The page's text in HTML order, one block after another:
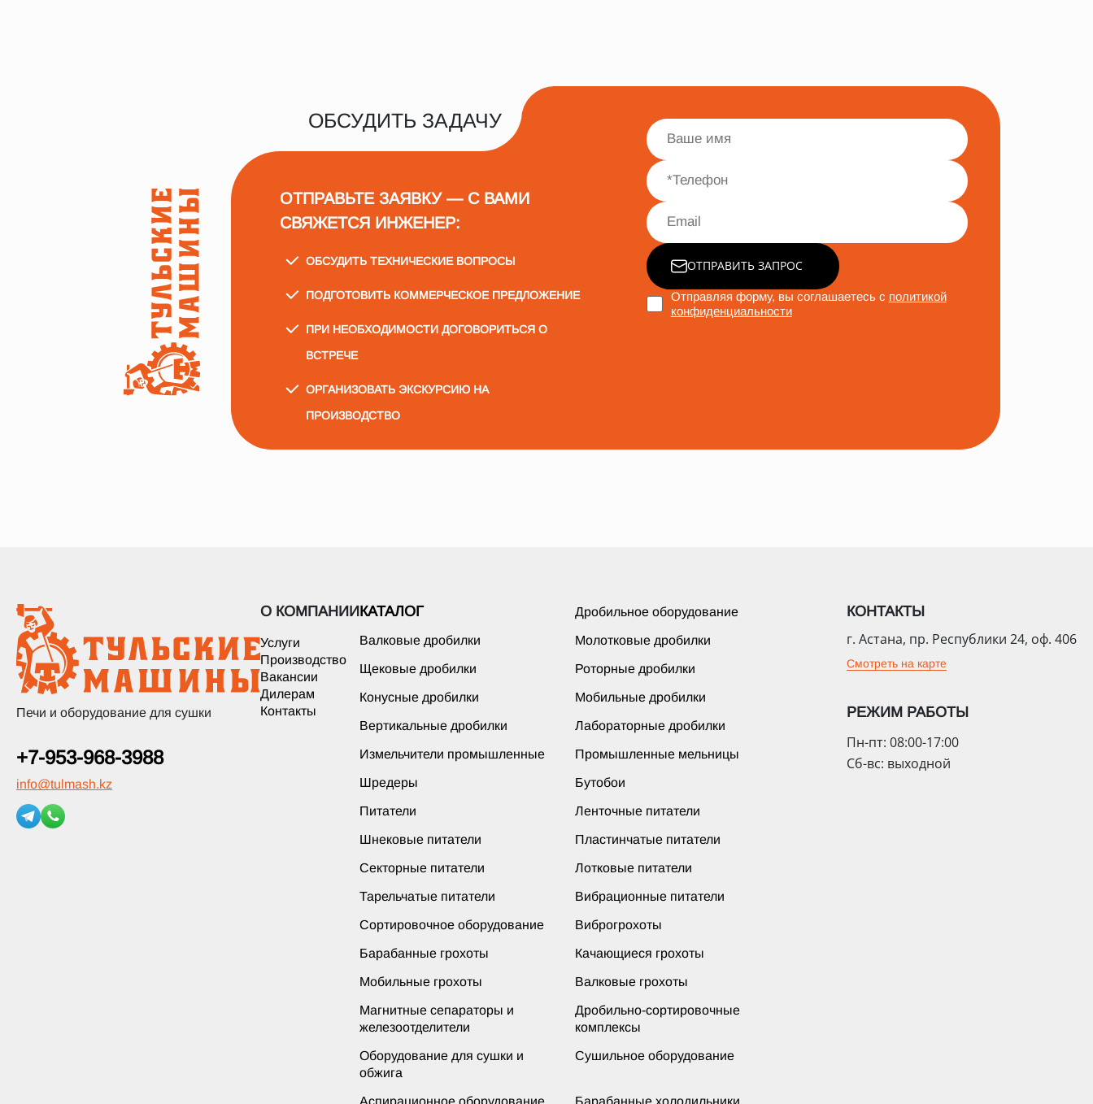
ОБСУДИТЬ ЗАДАЧУ
ОТПРАВЬТЕ ЗАЯВКУ — С ВАМИ
СВЯЖЕТСЯ ИНЖЕНЕР:
ОБСУДИТЬ ТЕХНИЧЕСКИЕ ВОПРОСЫ
ПОДГОТОВИТЬ КОММЕРЧЕСКОЕ ПРЕДЛОЖЕНИЕ
ПРИ НЕОБХОДИМОСТИ ДОГОВОРИТЬСЯ О
ВСТРЕЧЕ
ОРГАНИЗОВАТЬ ЭКСКУРСИЮ НА
ПРОИЗВОДСТВО
ОТПРАВИТЬ ЗАПРОС
Отправляя форму, вы соглашаетесь с политикой
конфиденциальности
Печи и оборудование для сушки
+7-953-968-3988
info@tulmash.kz
О КОМПАНИИ
Услуги
Производство
Вакансии
Дилерам
Контакты
КАТАЛОГ Дробильное оборудование
Валковые дробилки Молотковые дробилки
Щековые дробилки Роторные дробилки
Конусные дробилки Мобильные дробилки
Вертикальные дробилки Лабораторные дробилки
Измельчители промышленные Промышленные мельницы
Шредеры Бутобои
Питатели Ленточные питатели
Шнековые питатели Пластинчатые питатели
Секторные питатели Лотковые питатели
Тарельчатые питатели Вибрационные питатели
Сортировочное оборудование Виброгрохоты
Барабанные грохоты Качающиеся грохоты
Мобильные грохоты Валковые грохоты
Магнитные сепараторы и
железоотделители
Дробильно-сортировочные
комплексы
Оборудование для сушки и
обжига
Сушильное оборудование
Аспирационное оборудование Барабанные холодильники
КОНТАКТЫ
г. Астана, пр. Республики 24, оф. 406
Смотреть на карте
РЕЖИМ РАБОТЫ
Пн-пт: 08:00-17:00
Сб-вс: выходной